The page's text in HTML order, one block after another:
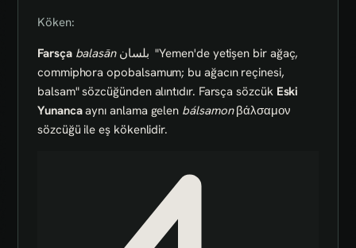
Köken:
Farsça balasān
"Yemen'de yetişen bir ağaç,
commiphora opobalsamum; bu ağacın reçinesi,
balsam" sözcüğünden alıntıdır. Farsça sözcük Eski
Yunancaaynı anlama gelen bálsamonβάλσαμον
sözcüğü ile eş kökenlidir.